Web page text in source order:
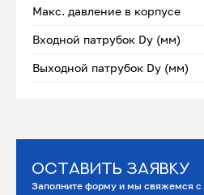
Макс. давление в корпусе
Входной патрубок Dу (мм)
Выходной патрубок Dу (мм)
Оставить заявку
Заполните форму и мы свяжемся